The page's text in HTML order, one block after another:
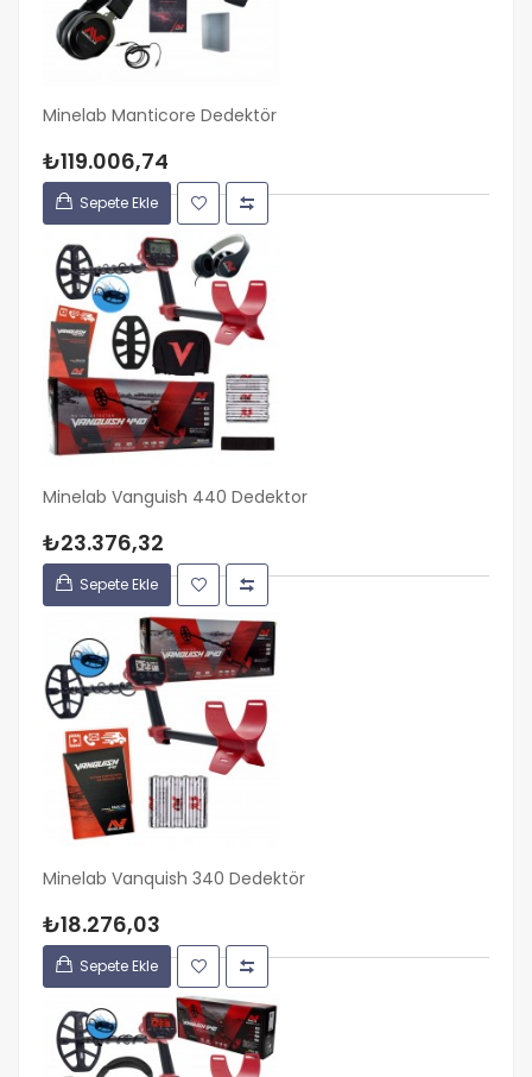
Minelab Manticore Dedektör
₺119.006,74
Sepete Ekle
Minelab Vanguish 440 Dedektor
₺23.376,32
Sepete Ekle
Minelab Vanquish 340 Dedektör
₺18.276,03
Sepete Ekle